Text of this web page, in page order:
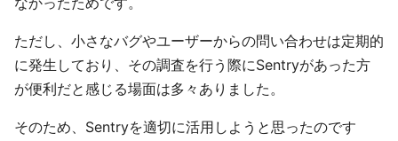
ただし、小さなバグやユーザーからの問い合わせは定期的
に発生しており、その調査を行う際にSentryがあった方
が便利だと感じる場面は多々ありました。
そのため、Sentryを適切に活用しようと思ったのです